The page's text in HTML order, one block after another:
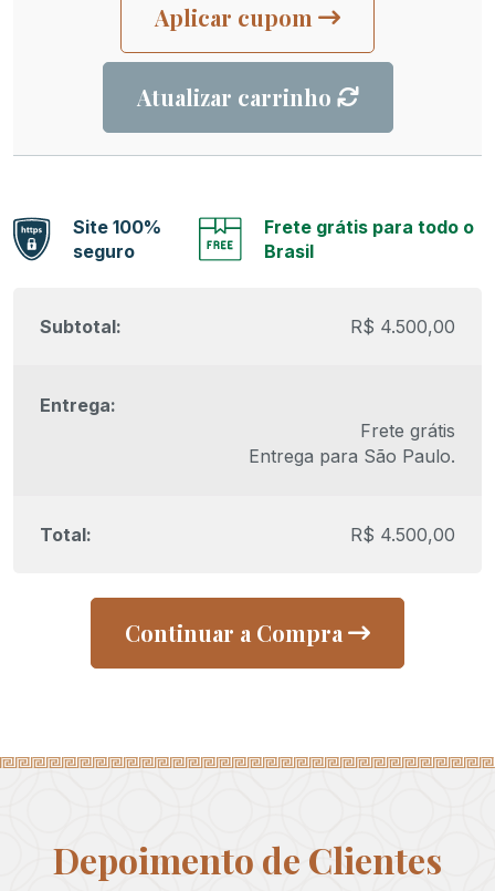
Aplicar cupom
Atualizar carrinho
Site 100%
seguro
Frete grátis para todo o
Brasil
R$ 4.500,00
Frete grátis
Entrega para São Paulo.
R$ 4.500,00
Continuar a Compra
Depoimento de Clientes